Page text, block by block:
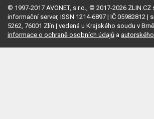
© 1997-2017 AVONET, s.r.o., © 2017-2026 ZLIN.CZ
informační server, ISSN 1214-6897 | IČ 05982812 |
5262, 76001 Zlín | vedená u Krajského soudu v
informace o ochraně osobních údajů a